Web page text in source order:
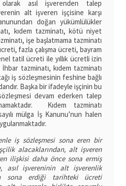
olarak asıl işverenden talep
alt işveren işçisine karşı
doğan yükümlülükler
kıdem tazminatı, kötü niyet
işe başlatmama tazminatı
fazla çalışma ücreti, bayram
tatil ücreti ile yıllık ücretli izin
İhbar tazminatı, kıdem tazminatı
iş sözleşmesinin feshine bağlı
Başka bir ifadeyle işçinin bu
devam ederken talep
Kıdem tazminatı
mülga İş Kanunu’nun halen
iş sözleşmesi sona eren bir
alacaklarından, alt işveren
ilişkisi daha önce sona ermiş
asıl işvereninin alt işverenlik
sona erdiği tarihteki ücreti